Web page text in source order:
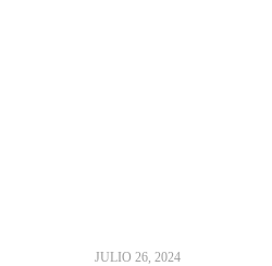
JULIO 26, 2024